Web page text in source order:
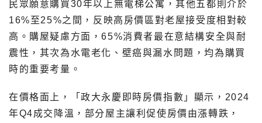
民眾願意購買30年以上無電梯公寓，其他五都則介於
16%至25%之間，反映高房價區對老屋接受度相對較
高。購屋疑慮方面，65%消費者最在意結構安全與耐
震性，其次為水電老化、壁癌與漏水問題，均為購買
時的重要考量。
在價格面上，「政大永慶即時房價指數」顯示，2024
年Q4成交降溫，部分屋主讓利促使房價由漲轉跌，